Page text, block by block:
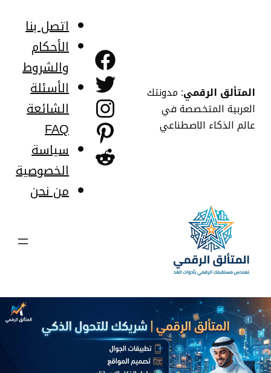
المتألق الرقمي: مدونتك
العربية المتخصصة في
عالم الذكاء الاصطناعي
فيسبوك
تويتر
إنستجرام
بينتريست
ريديت
اتصل بنا
الأحكام
والشروط
الأسئلة
الشائعة
FAQ
سياسة
الخصوصية
من نحن